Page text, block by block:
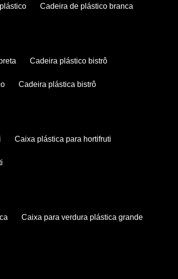
cadeira de plástico branca
cadeira plástico bistrô
cadeira plástica bistrô
caixa plástica para hortifruti
caixa para verdura plástica grande